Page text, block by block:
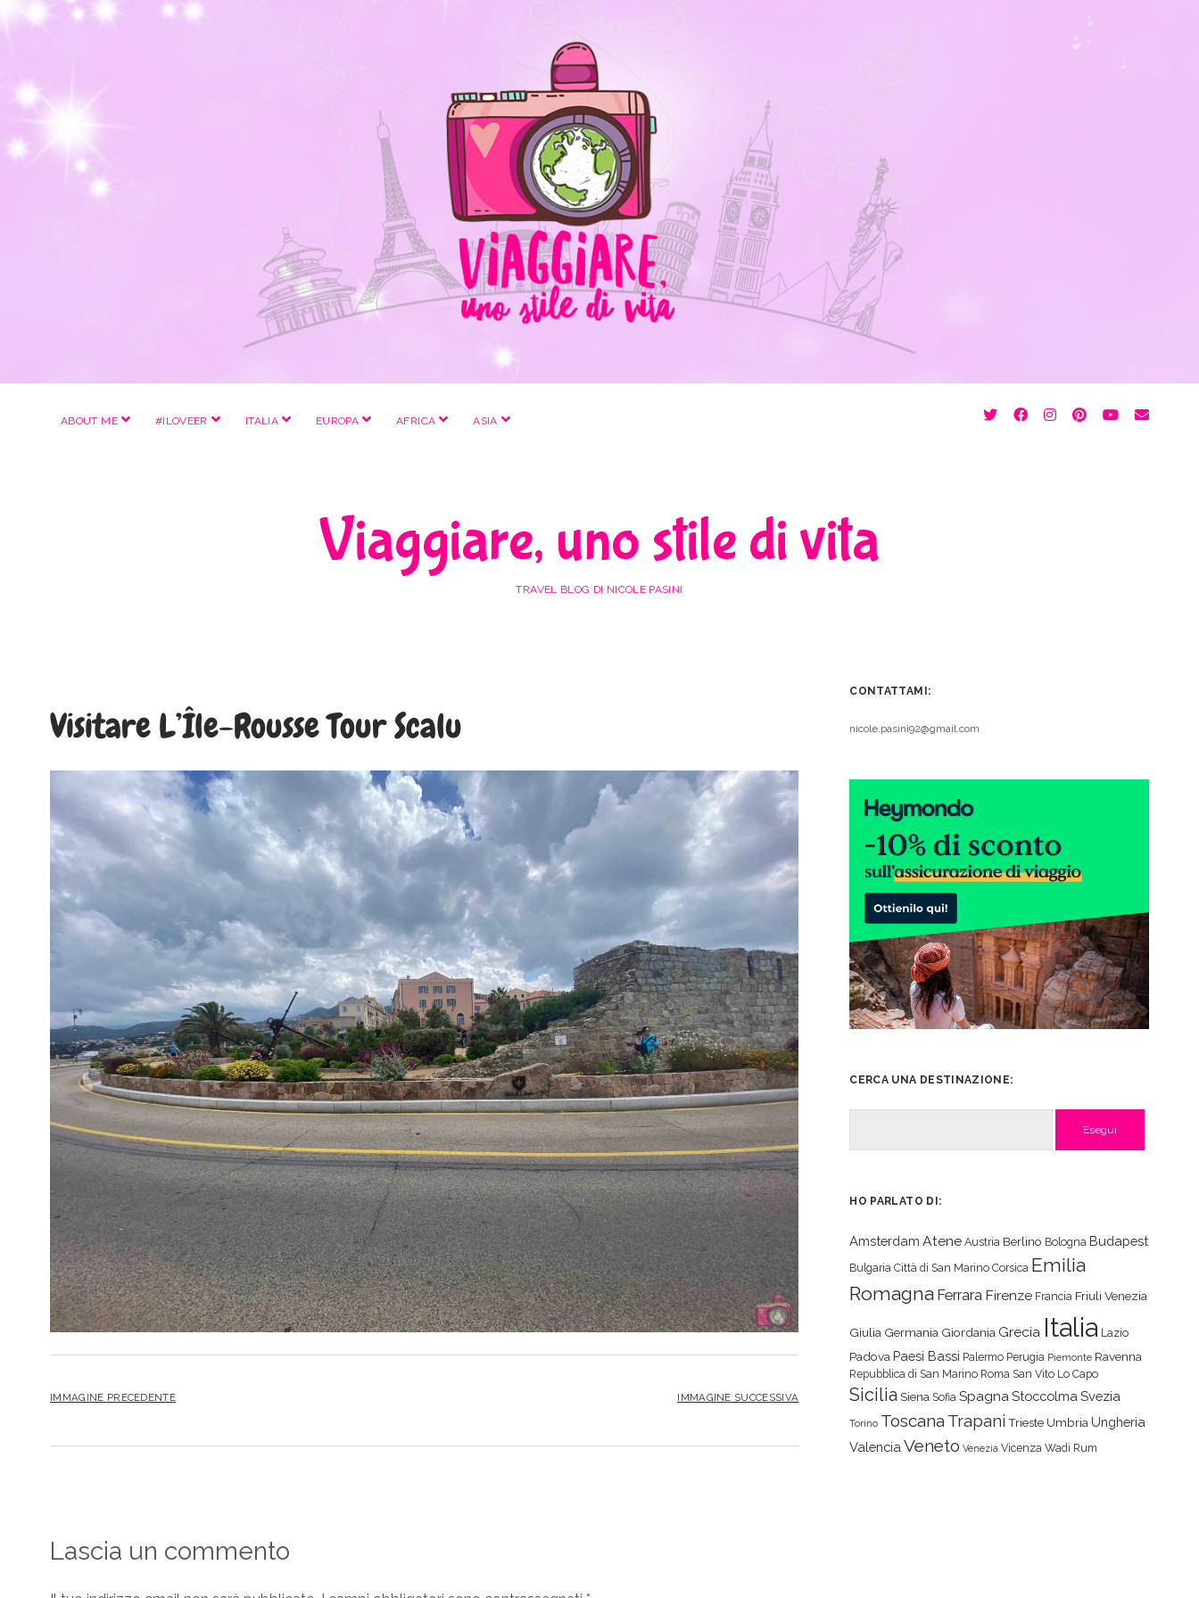
ABOUT ME apri
#ILOVEER apri
ITALIA apri
EUROPA apri
AFRICA apri
ASIA apri
twitterfacebookinstagram
pinterest
youtube
email
Viaggiare, uno stile di vita
TRAVEL BLOG DI NICOLE PASINI
Visitare L’Île-Rousse Tour Scalu
IMMAGINE PRECEDENTE IMMAGINE SUCCESSIVA
Lascia un commento
CONTATTAMI:
nicole.pasini92@gmail.com
CERCA UNA DESTINAZIONE:
HO PARLATO DI:
Amsterdam Atene Austria Berlino Bologna Budapest
Bulgaria Città di San Marino Corsica Emilia
Romagna Ferrara Firenze Francia Friuli Venezia
Giulia Germania Giordania Grecia Italia Lazio
Padova Paesi Bassi Palermo Perugia Piemonte Ravenna
Repubblica di San Marino Roma San Vito Lo Capo
Sicilia Siena Sofia SpagnaStoccolma Svezia
Torino Toscana Trapani Trieste Umbria Ungheria
Valencia Veneto Venezia Vicenza Wadi Rum